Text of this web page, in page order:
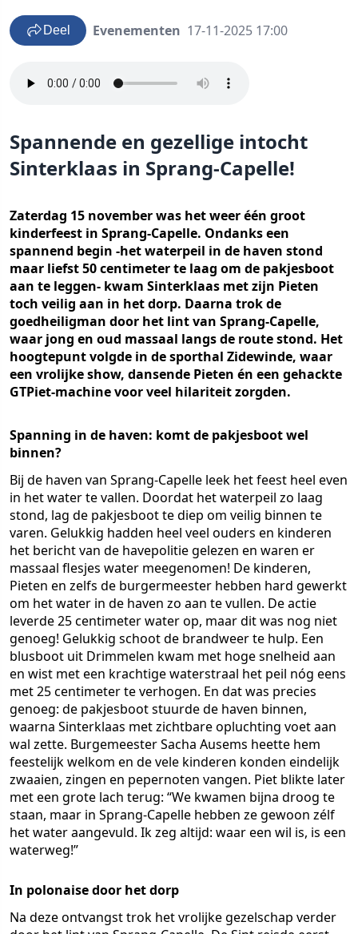
Deel Evenementen 17-11-2025 17:00
Spannende en gezellige intocht
Sinterklaas in Sprang-Capelle!
Zaterdag 15 november was het weer één groot
kinderfeest in Sprang-Capelle. Ondanks een
spannend begin -het waterpeil in de haven stond
maar liefst 50 centimeter te laag om de pakjesboot
aan te leggen- kwam Sinterklaas met zijn Pieten
toch veilig aan in het dorp. Daarna trok de
goedheiligman door het lint van Sprang-Capelle,
waar jong en oud massaal langs de route stond. Het
hoogtepunt volgde in de sporthal Zidewinde, waar
een vrolijke show, dansende Pieten én een gehackte
GTPiet-machine voor veel hilariteit zorgden.
Spanning in de haven: komt de pakjesboot wel
binnen?
Bij de haven van Sprang-Capelle leek het feest heel even
in het water te vallen. Doordat het waterpeil zo laag
stond, lag de pakjesboot te diep om veilig binnen te
varen. Gelukkig hadden heel veel ouders en kinderen
het bericht van de havepolitie gelezen en waren er
massaal flesjes water meegenomen! De kinderen,
Pieten en zelfs de burgermeester hebben hard gewerkt
om het water in de haven zo aan te vullen. De actie
leverde 25 centimeter water op, maar dit was nog niet
genoeg! Gelukkig schoot de brandweer te hulp. Een
blusboot uit Drimmelen kwam met hoge snelheid aan
en wist met een krachtige waterstraal het peil nóg eens
met 25 centimeter te verhogen. En dat was precies
genoeg: de pakjesboot stuurde de haven binnen,
waarna Sinterklaas met zichtbare opluchting voet aan
wal zette. Burgemeester Sacha Ausems heette hem
feestelijk welkom en de vele kinderen konden eindelijk
zwaaien, zingen en pepernoten vangen. Piet blikte later
met een grote lach terug: “We kwamen bijna droog te
staan, maar in Sprang-Capelle hebben ze gewoon zélf
het water aangevuld. Ik zeg altijd: waar een wil is, is een
waterweg!”
In polonaise door het dorp
Na deze ontvangst trok het vrolijke gezelschap verder